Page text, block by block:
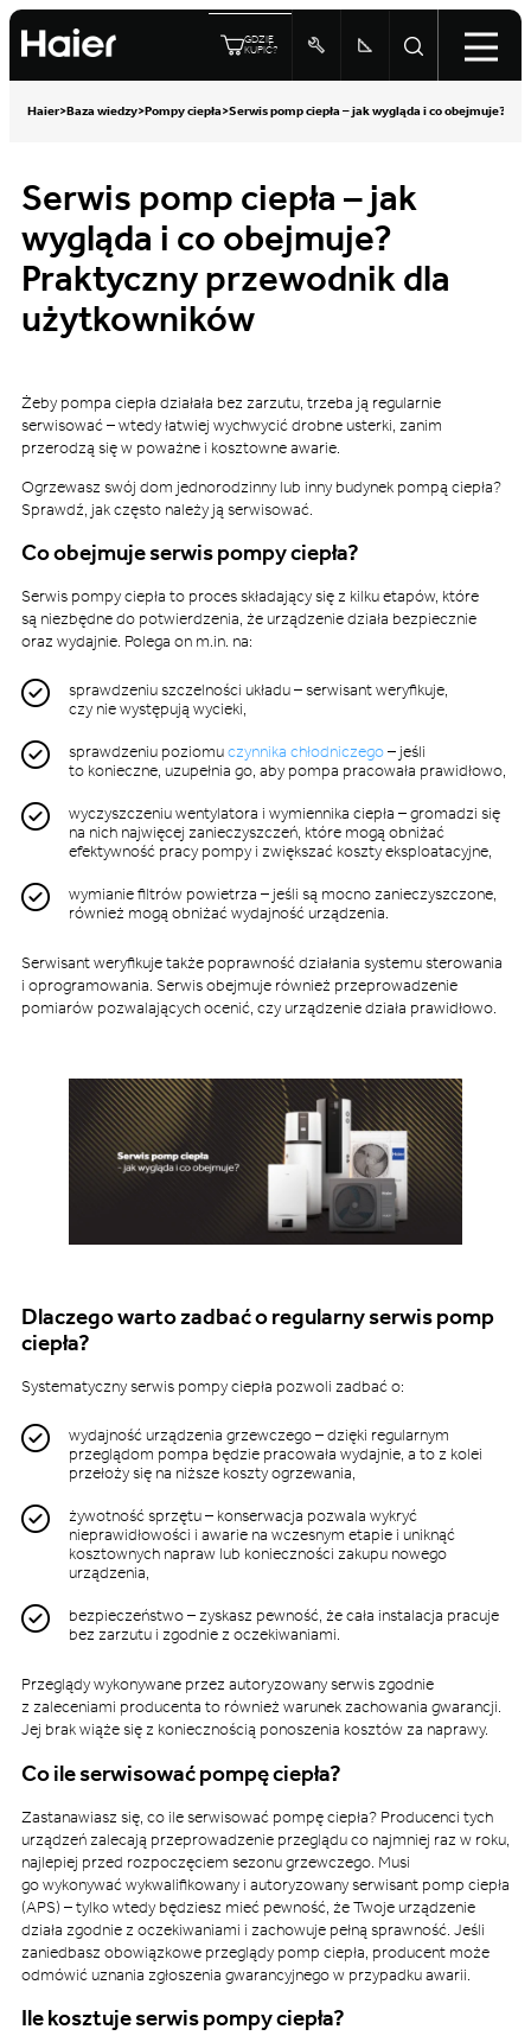
GDZIE
KUPIĆ?
Haier>Baza wiedzy>Pompy ciepła>Serwis pomp ciepła – jak wygląda i co obejmuje?
Serwis pomp ciepła – jak
wygląda i co obejmuje?
Praktyczny przewodnik dla
użytkowników
Żeby pompa ciepła działała bez zarzutu, trzeba ją regularnie
serwisować – wtedy łatwiej wychwycić drobne usterki, zanim
przerodzą się w poważne i kosztowne awarie.
Ogrzewasz swój dom jednorodzinny lub inny budynek pompą ciepła?
Sprawdź, jak często należy ją serwisować.
Co obejmuje serwis pompy ciepła?
Serwis pompy ciepła to proces składający się z kilku etapów, które
są niezbędne do potwierdzenia, że urządzenie działa bezpiecznie
oraz wydajnie. Polega on m.in. na:
sprawdzeniu szczelności układu – serwisant weryfikuje,
czy nie występują wycieki,
sprawdzeniu poziomuczynnika chłodniczego– jeśli
to konieczne, uzupełnia go, aby pompa pracowała prawidłowo,
wyczyszczeniu wentylatora i wymiennika ciepła – gromadzi się
na nich najwięcej zanieczyszczeń, które mogą obniżać
efektywność pracy pompy i zwiększać koszty eksploatacyjne,
wymianie filtrów powietrza – jeśli są mocno zanieczyszczone,
również mogą obniżać wydajność urządzenia.
Serwisant weryfikuje także poprawność działania systemu sterowania
i oprogramowania. Serwis obejmuje również przeprowadzenie
pomiarów pozwalających ocenić, czy urządzenie działa prawidłowo.
Dlaczego warto zadbać o regularny serwis pomp
ciepła?
Systematyczny serwis pompy ciepła pozwoli zadbać o:
wydajność urządzenia grzewczego – dzięki regularnym
przeglądom pompa będzie pracowała wydajnie, a to z kolei
przełoży się na niższe koszty ogrzewania,
żywotność sprzętu – konserwacja pozwala wykryć
nieprawidłowości i awarie na wczesnym etapie i uniknąć
kosztownych napraw lub konieczności zakupu nowego
urządzenia,
bezpieczeństwo – zyskasz pewność, że cała instalacja pracuje
bez zarzutu i zgodnie z oczekiwaniami.
Przeglądy wykonywane przez autoryzowany serwis zgodnie
z zaleceniami producenta to również warunek zachowania gwarancji.
Jej brak wiąże się z koniecznością ponoszenia kosztów za naprawy.
Co ile serwisować pompę ciepła?
Zastanawiasz się, co ile serwisować pompę ciepła? Producenci tych
urządzeń zalecają przeprowadzenie przeglądu co najmniej raz w roku,
najlepiej przed rozpoczęciem sezonu grzewczego. Musi
go wykonywać wykwalifikowany i autoryzowany serwisant pomp ciepła
(APS) – tylko wtedy będziesz mieć pewność, że Twoje urządzenie
działa zgodnie z oczekiwaniami i zachowuje pełną sprawność. Jeśli
zaniedbasz obowiązkowe przeglądy pomp ciepła, producent może
odmówić uznania zgłoszenia gwarancyjnego w przypadku awarii.
Ile kosztuje serwis pompy ciepła?